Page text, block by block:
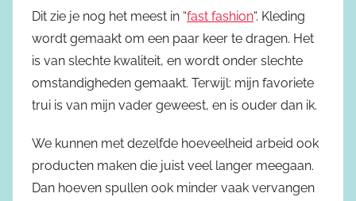
Dit zie je nog het meest in “fast fashion“. Kleding
wordt gemaakt om een paar keer te dragen. Het
is van slechte kwaliteit, en wordt onder slechte
omstandigheden gemaakt. Terwijl: mijn favoriete
trui is van mijn vader geweest, en is ouder dan ik.
We kunnen met dezelfde hoeveelheid arbeid ook
producten maken die juist veel langer meegaan.
Dan hoeven spullen ook minder vaak vervangen